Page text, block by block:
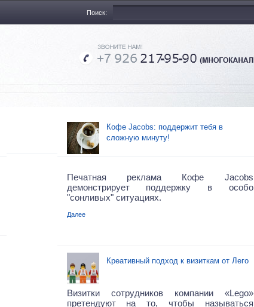
Поиск:
Кофе Jacobs: поддержит тебя в
сложную минуту!
Печатная реклама Кофе Jacobs
демонстрирует поддержку в особо
"сонливых" ситуациях.
Далее
Креативный подход к визиткам от Лего
Визитки сотрудников компании «Lego»
претендуют на то, чтобы называться